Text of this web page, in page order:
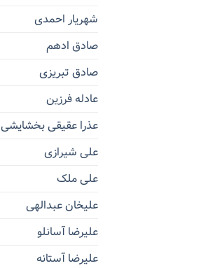
شهریار احمدی
صادق ادهم
صادق تبریزی
عادله فرزین
عذرا عقیقی بخشایشی
علی شیرازی
علی ملک
علیخان عبدالهی
علیرضا آسانلو
علیرضا آستانه